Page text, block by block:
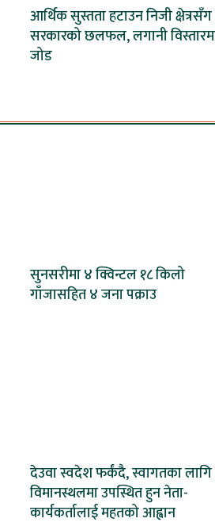
आर्थिक सुस्तता हटाउन निजी क्षेत्रसँग
सरकारको छलफल, लगानी
जोड
सुनसरीमा ४ क्विन्टल १८ किलो
गाँजासहित ४ जना पक्राउ
देउवा स्वदेश फर्कंदै, स्वागतका लागि
विमानस्थलमा उपस्थित हुन नेता-
कार्यकर्तालाई महतको आह्वान